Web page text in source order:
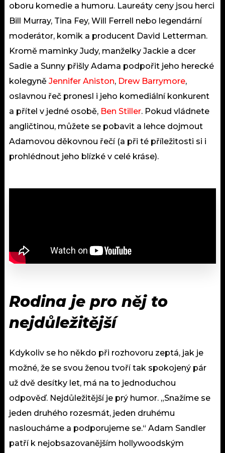
oboru komedie a humoru. Laureáty ceny jsou herci
Bill Murray, Tina Fey, Will Ferrell nebo legendární
moderátor, komik a producent David Letterman.
Kromě maminky Judy, manželky Jackie a dcer
Sadie a Sunny přišly Adama podpořit jeho herecké
kolegyně Jennifer Aniston, Drew Barrymore,
oslavnou řeč pronesl i jeho komediální konkurent
a přítel v jedné osobě, Ben Stiller. Pokud vládnete
angličtinou, můžete se pobavit a lehce dojmout
Adamovou děkovnou řečí (a při té příležitosti si i
prohlédnout jeho blízké v celé kráse).
Rodina je pro něj to
nejdůležitější
Kdykoliv se ho někdo při rozhovoru zeptá, jak je
možné, že se svou ženou tvoří tak spokojený pár
už dvě desítky let, má na to jednoduchou
odpověď. Nejdůležitější je prý humor. „Snažíme se
jeden druhého rozesmát, jeden druhému
nasloucháme a podporujeme se.“ Adam Sandler
patří k nejobsazovanějším hollywoodským